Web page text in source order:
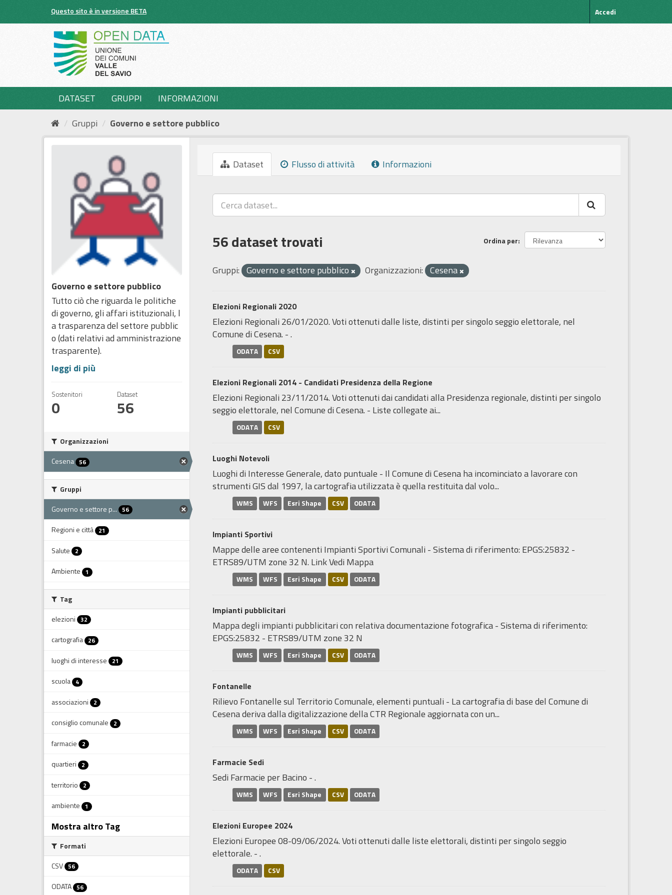
Questo sito è in versione BETA Accedi
DATASET GRUPPI
INFORMAZIONI
Gruppi
Governo e settore pubblico
Governo e settore pubblico
Tutto ciò che riguarda le politiche
di governo, gli affari istituzionali, l
a trasparenza del settore pubblic
o (dati relativi ad amministrazione
trasparente).
leggi di più
Sostenitori
0
Dataset
56
Organizzazioni
Cesena 56
Gruppi
Governo e settore p... 56
Regioni e città 21
Salute 2
Ambiente 1
Tag
elezioni 32
cartografia 26
luoghi di interesse 21
scuola 4
associazioni 2
consiglio comunale 2
farmacie 2
quartieri 2
territorio 2
ambiente 1
Mostra altro Tag
Formati
CSV 56
ODATA 56
Dataset Flusso di attività Informazioni
Ordina per
56 dataset trovati
Gruppi: Governo e settore pubblico Organizzazioni: Cesena
Elezioni Regionali 2020
Elezioni Regionali 26/01/2020. Voti ottenuti dalle liste, distinti per singolo seggio elettorale, nel
Comune di Cesena. - .
ODATA CSV
Elezioni Regionali 2014 - Candidati Presidenza della Regione
Elezioni Regionali 23/11/2014. Voti ottenuti dai candidati alla Presidenza regionale, distinti per singolo
seggio elettorale, nel Comune di Cesena. - Liste collegate ai...
ODATA CSV
Luoghi Notevoli
Luoghi di Interesse Generale, dato puntuale - Il Comune di Cesena ha incominciato a lavorare con
strumenti GIS dal 1997, la cartografia utilizzata è quella restituita dal volo...
WMS WFS Esri Shape CSV ODATA
Impianti Sportivi
Mappe delle aree contenenti Impianti Sportivi Comunali - Sistema di riferimento: EPGS:25832 -
ETRS89/UTM zone 32 N. Link Vedi Mappa
WMS WFS Esri Shape CSV ODATA
Impianti pubblicitari
Mappa degli impianti pubblicitari con relativa documentazione fotografica - Sistema di riferimento:
EPGS:25832 - ETRS89/UTM zone 32 N
WMS WFS Esri Shape CSV ODATA
Fontanelle
Rilievo Fontanelle sul Territorio Comunale, elementi puntuali - La cartografia di base del Comune di
Cesena deriva dalla digitalizzazione della CTR Regionale aggiornata con un...
WMS WFS Esri Shape CSV ODATA
Farmacie Sedi
Sedi Farmacie per Bacino - .
WMS WFS Esri Shape CSV ODATA
Elezioni Europee 2024
Elezioni Europee 08-09/06/2024. Voti ottenuti dalle liste elettorali, distinti per singolo seggio
elettorale. - .
ODATA CSV